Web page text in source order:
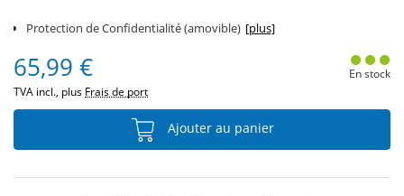
Protection de Confidentialité (amovible) [plus]
65,99 €
TVA incl., plus Frais de port
En stock
Ajouter au panier